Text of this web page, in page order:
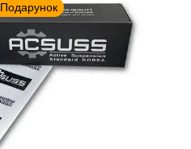
Подарунок